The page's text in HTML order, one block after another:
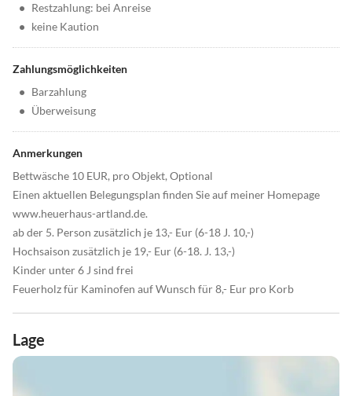
• Restzahlung: bei Anreise
• keine Kaution
Zahlungsmöglichkeiten
• Barzahlung
• Überweisung
Anmerkungen
Bettwäsche 10 EUR, pro Objekt, Optional
Einen aktuellen Belegungsplan finden Sie auf meiner Homepage
www.heuerhaus-artland.de.
ab der 5. Person zusätzlich je 13,- Eur (6-18 J. 10,-)
Hochsaison zusätzlich je 19,- Eur (6-18. J. 13,-)
Kinder unter 6 J sind frei
Feuerholz für Kaminofen auf Wunsch für 8,- Eur pro Korb
Lage